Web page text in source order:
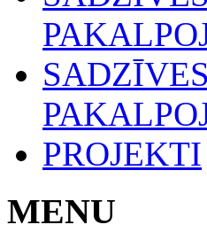
PROJEKTI
MENU